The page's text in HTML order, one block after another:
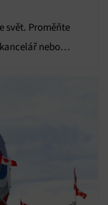
svět. Proměňte
nebo